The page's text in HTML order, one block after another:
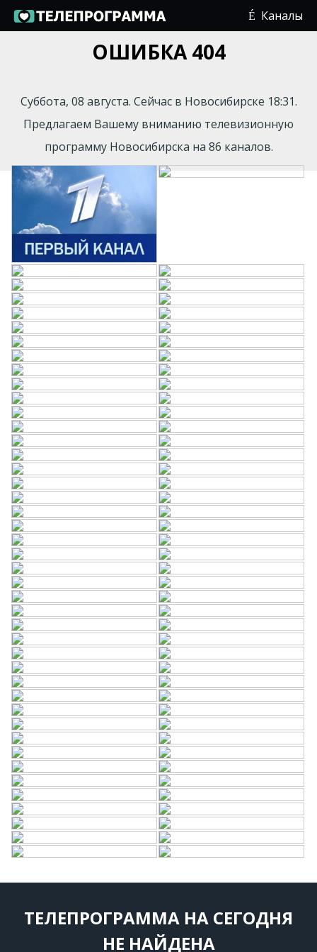
Каналы
ОШИБКА 404
Суббота, 08 августа. Сейчас в Новосибирске 18:31.
Предлагаем Вашему вниманию телевизионную
программу Новосибирска на 86 каналов.
ТЕЛЕПРОГРАММА НА СЕГОДНЯ
НЕ НАЙДЕНА